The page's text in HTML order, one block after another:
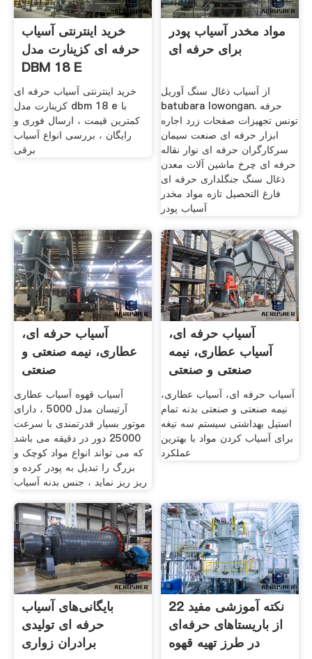
خرید اینترنتی آسیاب
حرفه ای کزینارت مدل
DBM 18 E
خرید اینترنتی آسیاب حرفه ای
کزینارت مدل dbm 18 e با
کمترین قیمت ، ارسال فوری و
رایگان ، بررسی انواع آسیاب
برقی
مواد مخدر آسیاب پودر
برای حرفه ای
از آسیاب ذغال سنگ آوریل
batubara lowongan. حرفه
تونس تجهیزات صفحات زرد اجاره
ابزار حرفه ای صنعت سیمان
سرکارگران حرفه ای نوار نقاله
حرفه ای چرخ ماشین آلات معدن
ذغال سنگ جنگلداری حرفه ای
فارغ التحصیل تازه مواد مخدر
آسیاب پودر
آسیاب حرفه ای،
عطاری، نیمه صنعتی و
صنعتی
آسیاب قهوه آسیاب عطاری
آرتیسان مدل 5000 ، دارای
موتور بسیار قدرتمندی با سرعت
25000 دور در دقیقه می باشد
که می تواند انواع مواد کوچک و
بزرگ را تبدیل به پودر کرده و
ریز ریز نماید ، جنس بدنه آسیاب
آسیاب حرفه ای،
آسیاب عطاری، نیمه
صنعتی و صنعتی
Eforosh
آسیاب حرفه ای، آسیاب عطاری،
نیمه صنعتی و صنعتی بدنه تمام
استیل بهداشتی سیستم سه تیغه
برای آسیاب کردن مواد با بهترین
عملکرد
بایگانی‌های آسیاب
حرفه ای تولیدی
برادران زواری
22 نکته آموزشی مفید
از باریستاهای حرفه‌ای
در طرز تهیه قهوه